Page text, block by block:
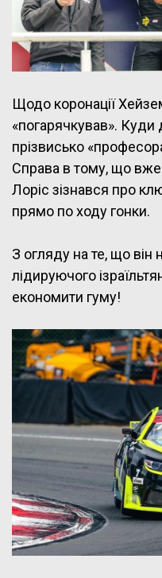
Щодо коронації
«погарячкував».
прізвисько
Справа в тому, що вже
Лоріс зізнався про
прямо по ходу гонки.
З огляду на те, що він
лідируючого
економити гуму!